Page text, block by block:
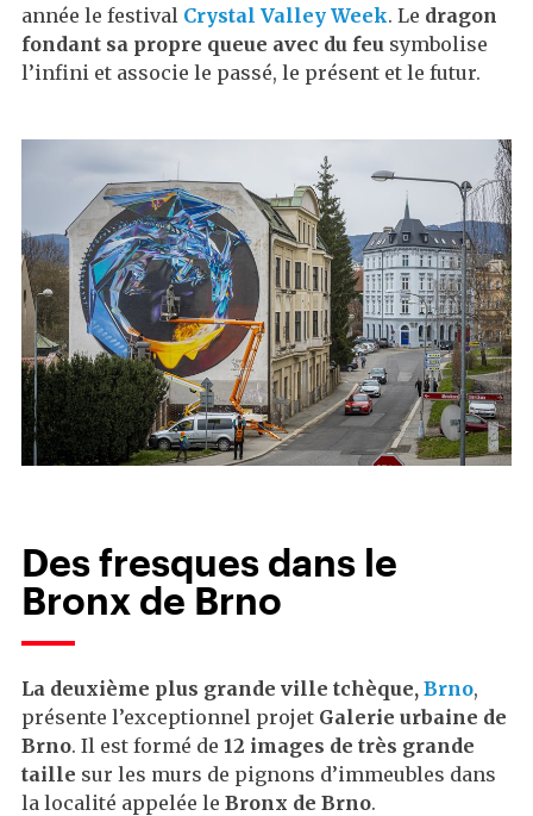
année le festival Crystal Valley Week. Le dragon
fondant sa propre queue avec du feu symbolise
l’infini et associe le passé, le présent et le futur.
Des fresques dans le
Bronx de Brno
La deuxième plus grande ville tchèque, Brno,
présente l’exceptionnel projet Galerie urbaine de
Brno. Il est formé de 12 images de très grande
taille sur les murs de pignons d’immeubles dans
la localité appelée le Bronx de Brno.